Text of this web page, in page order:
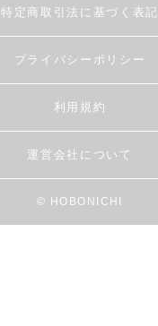
特定商取引法に基づく表記
プライバシーポリシー
利用規約
運営会社について
© HOBONICHI